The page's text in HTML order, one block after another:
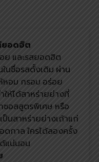
ยอดฮิต
ย และรสยอดฮิต
นชื่อรสดั้งเดิม ผ่าน
หอม กรอบ อร่อย
ให้ได้สาหร่ายย่างที่
ซอสสูตรพิเศษ หรือ
ป็นสาหร่ายย่างเถ้าแก่
กาล ใครได้ลองครั้ง
แน่นอน